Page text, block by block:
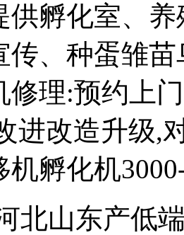
供孵化室、
传、种蛋雏
修理:预约上
进改造升级,
机孵化机
北山东产低